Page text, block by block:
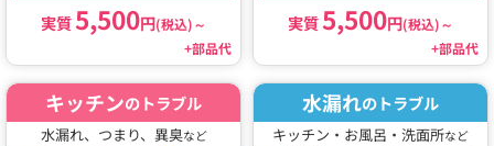
実質5,500円(税込)～
+部品代
実質5,500円(税込)～
+部品代
キッチンのトラブル
水漏れ、つまり、異臭など
水漏れのトラブル
キッチン・お風呂・洗面所など